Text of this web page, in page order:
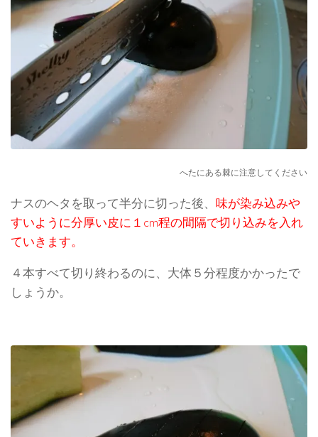
へたにある棘に注意してください
ナスのヘタを取って半分に切った後、 味が染み込みや
すいように分厚い皮に１cm程の間隔で切り込みを入れ
ていきます。
４本すべて切り終わるのに、大体５分程度かかったで
しょうか。